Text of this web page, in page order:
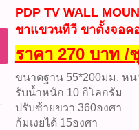
PDP TV WALL
ขาแขวนทีวี ขาตั้งจอค
ราคา 270 บาท /
ขนาดฐาน 55*200มม. หน
รับน้ำหนัก 10 กิโลกรัม
ปรับซ้ายขวา 360องศา
ก้มเงยได้ 15องศา